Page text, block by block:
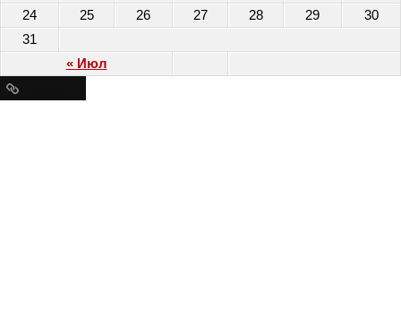
« Июл
24
25 26 27 28 29
30
31